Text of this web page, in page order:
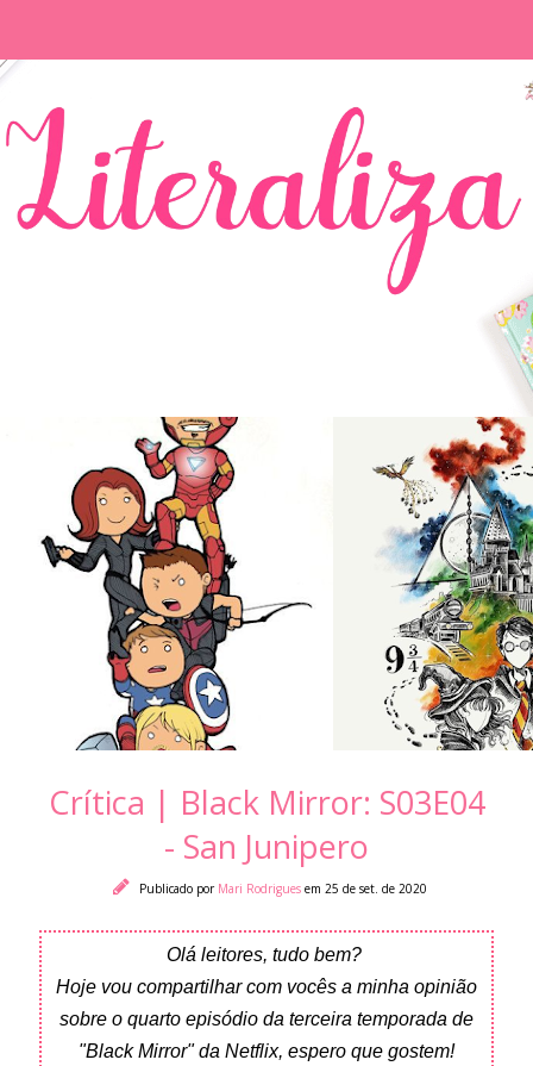
Crítica | Black Mirror: S03E04
- San Junipero
Publicado por Mari Rodrigues em 25 de set. de 2020
Olá leitores, tudo bem?
Hoje vou compartilhar com vocês a minha opinião
sobre o quarto episódio da terceira temporada de
"Black Mirror" da Netflix, espero que gostem!